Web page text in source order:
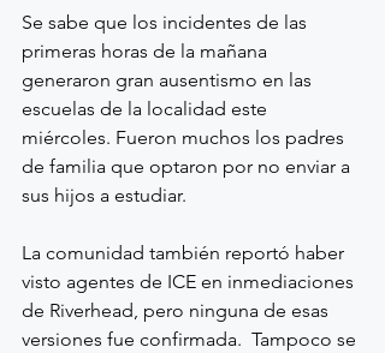
Se sabe que los incidentes de las
primeras horas de la mañana
generaron gran ausentismo en las
escuelas de la localidad este
miércoles. Fueron muchos los padres
de familia que optaron por no enviar a
sus hijos a estudiar.
La comunidad también reportó haber
visto agentes de ICE en inmediaciones
de Riverhead, pero ninguna de esas
versiones fue confirmada.  Tampoco se